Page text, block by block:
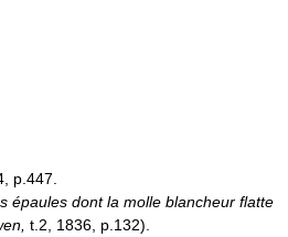
p.447.
épaules dont la molle blancheur flatte
t.2, 1836, p.132).